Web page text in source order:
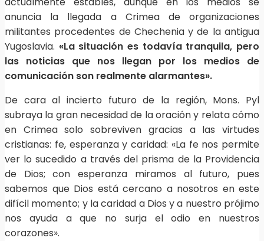
anuncia la llegada a Crimea de organizaciones
militantes procedentes de Chechenia y de la antigua
Yugoslavia. «La situación es todavía tranquila, pero
las noticias que nos llegan por los medios de
comunicación son realmente alarmantes».
De cara al incierto futuro de la región, Mons. Pyl
subraya la gran necesidad de la oración y relata cómo
en Crimea solo sobreviven gracias a las virtudes
cristianas: fe, esperanza y caridad: «La fe nos permite
ver lo sucedido a través del prisma de la Providencia
de Dios; con esperanza miramos al futuro, pues
sabemos que Dios está cercano a nosotros en este
difícil momento; y la caridad a Dios y a nuestro prójimo
nos ayuda a que no surja el odio en nuestros
corazones».